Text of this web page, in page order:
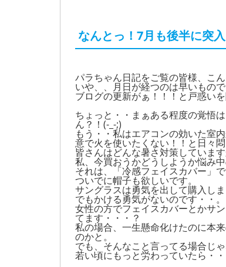
なんとっ！7月も後半に突
パラちゃん日記をご覧の皆様、こ
いや、、月日が経つのは早いもので
ブログの更新がぁ！！！と戸惑い
ちょっと・・まぁある程度の覚悟
ん？！(-_-;)
もう・・私はエアコンの効いた室
意で火を使いたくない！！と日々悶
皆さんはどんな暑さ対策しています
私、今買おうかどうしようか悩み中
それは、「冷感フェイスカバー」で
ついでに帽子も欲しいです。
サングラスは勇気を出して購入しま
でもかける勇気がないのです・・。
女性の方でフェイスカバーとかサ
てます・・・？
私の場合、一生懸命化けたのに本
のかと。
でも、そんなこと言ってる場合じ
若い頃にもっと労わっていたら・